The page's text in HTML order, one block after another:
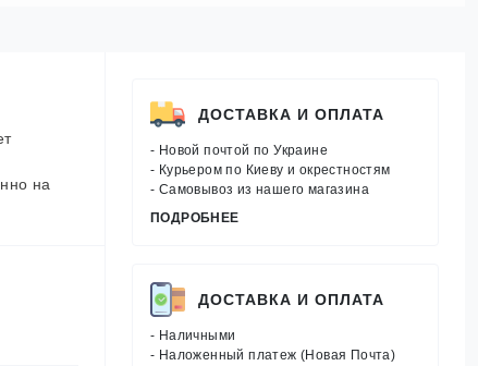
на
ДОСТАВКА И ОПЛАТА
- Новой почтой по Украине
- Курьером по Киеву и окрестностям
- Самовывоз из нашего магазина
ПОДРОБНЕЕ
ДОСТАВКА И ОПЛАТА
- Наличными
- Наложенный платеж (Новая Почта)